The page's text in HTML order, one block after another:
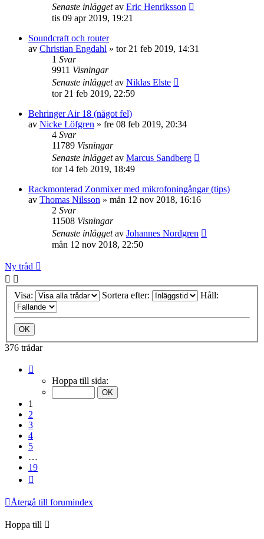
Senaste inläggetav Eric Henriksson
tis 09 apr 2019, 19:21
Soundcraft och router
av Christian Engdahl » tor 21 feb 2019, 14:31
1 Svar
9911 Visningar
Senaste inläggetav Niklas Elste
tor 21 feb 2019, 22:59
Behringer Air 18 (något fel)
av Nicke Löfgren » fre 08 feb 2019, 20:34
4 Svar
11789 Visningar
Senaste inläggetav Marcus Sandberg
tor 14 feb 2019, 18:49
Rackmonterad Zonmixer med mikrofoningångar (tips)
av Thomas Nilsson » mån 12 nov 2018, 16:16
2 Svar
11508 Visningar
Senaste inläggetav Johannes Nordgren
mån 12 nov 2018, 22:50
Ny tråd
Visa: Sortera efter: Håll:
376 trådar
Hoppa till sida:
1
2
3
4
5
…
19
Återgå till forumindex
Hoppa till